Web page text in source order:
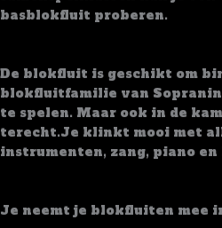
basblokfluit proberen.
De blokfluit is geschikt om
blokfluitfamilie van
te spelen. Maar ook in de
terecht.Je klinkt mooi met
instrumenten, zang, piano
Je neemt je blokfluiten mee